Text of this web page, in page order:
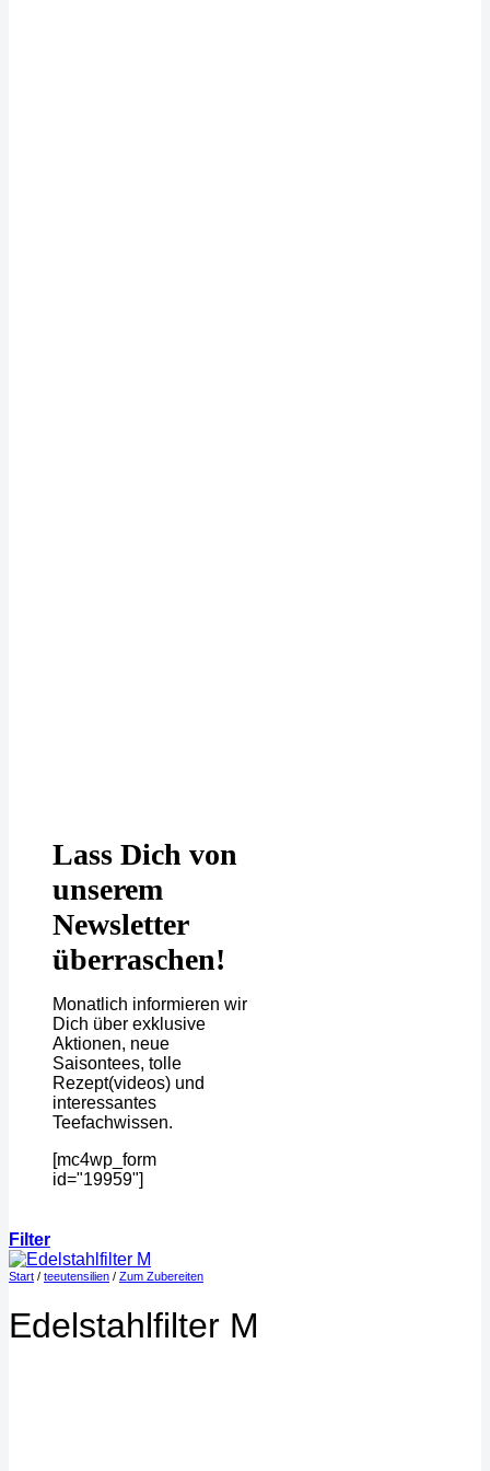
Lass Dich von
unserem
Newsletter
überraschen!
Monatlich informieren wir
Dich über exklusive
Aktionen, neue
Saisontees, tolle
Rezept(videos) und
interessantes
Teefachwissen.
[mc4wp_form
id="19959"]
Filter
Start / teeutensilien / Zum Zubereiten
Edelstahlfilter M